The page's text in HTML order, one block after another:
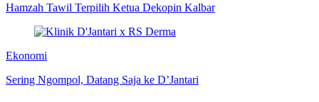
Hamzah Tawil Terpilih Ketua Dekopin Kalbar
Ekonomi
Sering Ngompol, Datang Saja ke D’Jantari